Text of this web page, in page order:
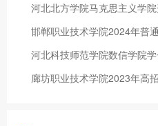
邯郸职业技术学院2024年普
廊坊职业技术学院2023年高